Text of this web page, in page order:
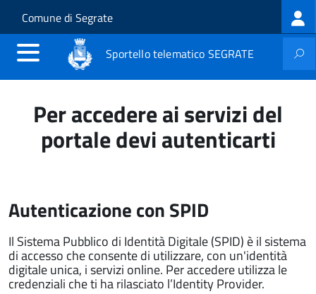
Salta al contenuto principale
Skip to site navigation
Comune di Segrate
Sportello telematico SEGRATE
Per accedere ai servizi del
portale devi autenticarti
Autenticazione con SPID
Il Sistema Pubblico di Identità Digitale (SPID) è il sistema
di accesso che consente di utilizzare, con un'identità
digitale unica, i servizi online. Per accedere utilizza le
credenziali che ti ha rilasciato l’Identity Provider.